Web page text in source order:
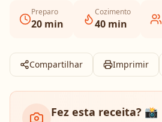
Preparo
20 min
Cozimento
40 min
Compartilhar Imprimir
Fez esta receita? 📸